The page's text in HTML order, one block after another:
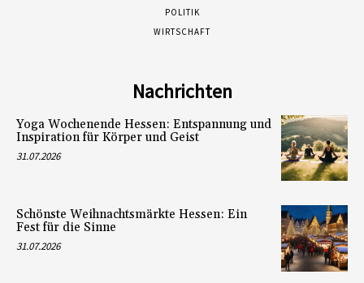
POLITIK
WIRTSCHAFT
Nachrichten
Yoga Wochenende Hessen: Entspannung und
Inspiration für Körper und Geist
31.07.2026
Schönste Weihnachtsmärkte Hessen: Ein
Fest für die Sinne
31.07.2026